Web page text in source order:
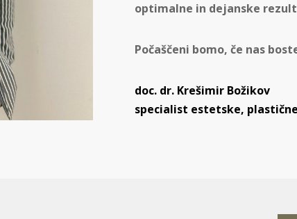
optimalne in dejanske
Počaščeni bomo, če nas
doc. dr. Krešimir Božikov
specialist estetske,